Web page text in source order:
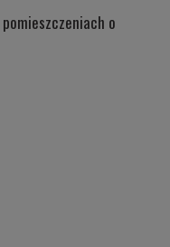
pomieszczeniach o